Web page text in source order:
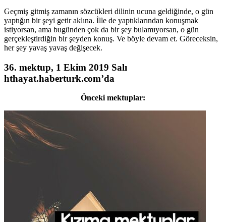
Geçmiş gitmiş zamanın sözcükleri dilinin ucuna geldiğinde, o gün
yaptığın bir şeyi getir aklına. İlle de yaptıklarından konuşmak
istiyorsan, ama bugünden çok da bir şey bulamıyorsan, o gün
gerçekleştirdiğin bir şeyden konuş. Ve böyle devam et. Göreceksin,
her şey yavaş yavaş değişecek.
36. mektup, 1 Ekim 2019 Salı
hthayat.haberturk.com’da
Önceki mektuplar: